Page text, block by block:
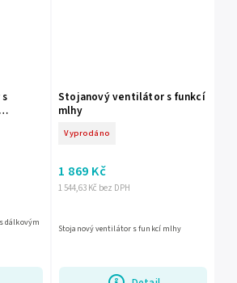
dálkovým
Stojanový ventilátor s funkcí
mlhy
Vyprodáno
1 544,63 Kč bez DPH
1 869 Kč
Stojanový ventilátor s funkcí mlhy